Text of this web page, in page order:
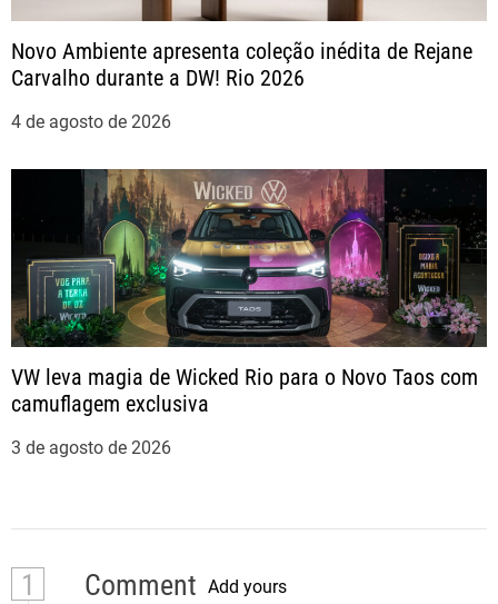
t
Novo Ambiente apresenta coleção inédita de Rejane
Carvalho durante a DW! Rio 2026
4 de agosto de 2026
VW leva magia de Wicked Rio para o Novo Taos com
camuflagem exclusiva
3 de agosto de 2026
1 Comment Add yours